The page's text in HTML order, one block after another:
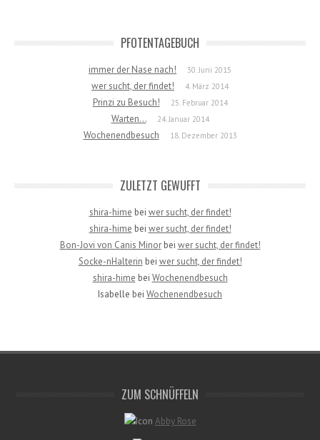
PFOTENTAGEBUCH
immer der Nase nach! 30. Juni 2015
wer sucht, der findet! 4. März 2014
Prinzi zu Besuch! 25. Februar 2014
Warten… 24. Januar 2014
Wochenendbesuch 18. Dezember 2013
ZULETZT GEWUFFT
shira-hime bei wer sucht, der findet!
shira-hime bei wer sucht, der findet!
Bon-Jovi von Canis Minorbei wer sucht, der findet!
Socke-nHalterin bei wer sucht, der findet!
shira-hime bei Wochenendbesuch
Isabelle bei Wochenendbesuch
ZUM SCHNÜFFELN
Abby Rose